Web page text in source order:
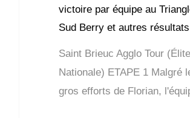
victoire par équipe au
Sud Berry et autres résultats
Saint Brieuc Agglo Tour (Élite
Nationale) ETAPE 1 Malgré
gros efforts de Florian,